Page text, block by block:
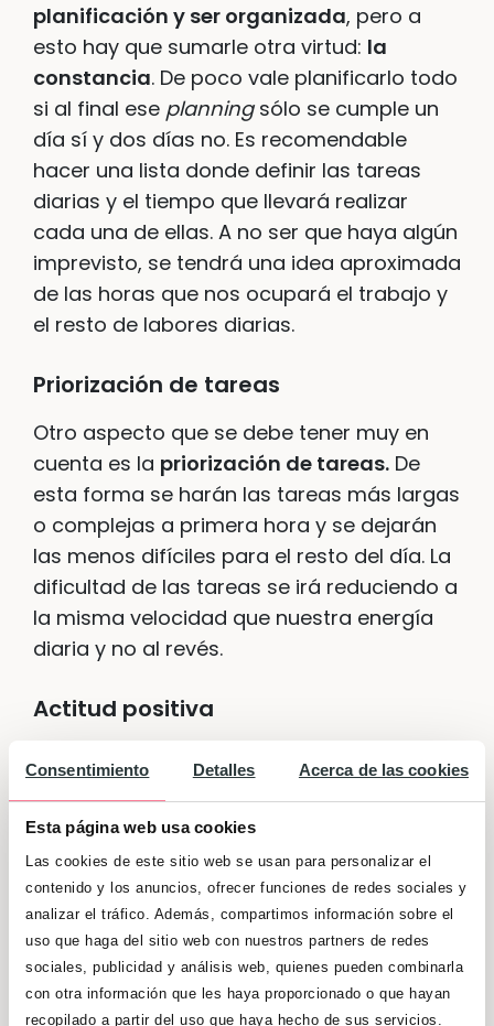
Consentimiento Detalles Acerca de las cookies
Esta página web usa cookies
Las cookies de este sitio web se usan para personalizar el
contenido y los anuncios, ofrecer funciones de redes sociales y
analizar el tráfico. Además, compartimos información sobre el
uso que haga del sitio web con nuestros partners de redes
sociales, publicidad y análisis web, quienes pueden combinarla
con otra información que les haya proporcionado o que hayan
recopilado a partir del uso que haya hecho de sus servicios.
planificación y ser organizada, pero a
esto hay que sumarle otra virtud: la
constancia. De poco vale planificarlo todo
si al final ese planningsólo se cumple un
día sí y dos días no. Es recomendable
hacer una lista donde definir las tareas
diarias y el tiempo que llevará realizar
cada una de ellas. A no ser que haya algún
imprevisto, se tendrá una idea aproximada
de las horas que nos ocupará el trabajo y
el resto de labores diarias.
Priorización de tareas
Otro aspecto que se debe tener muy en
cuenta es la priorización de tareas. De
esta forma se harán las tareas más largas
o complejas a primera hora y se dejarán
las menos difíciles para el resto del día. La
dificultad de las tareas se irá reduciendo a
la misma velocidad que nuestra energía
diaria y no al revés.
Actitud positiva
el trabajo siendo autónoma con la vida
familiar, pero es cuestión de
acostumbrarse y eso se consigue con
ganas yuna actitud positiva.Es cierto
que si se es madre soltera las cargas
pueden hacerse más duras, pero es
cuestión de planificación, organización y
una actitud positiva.